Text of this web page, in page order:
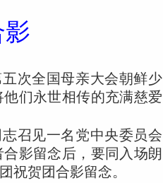
次全国母亲大会朝鲜少
们永世相传的充满慈爱
召见一名党中央委员会
影留念后，要同入场朗
祝贺团合影留念。